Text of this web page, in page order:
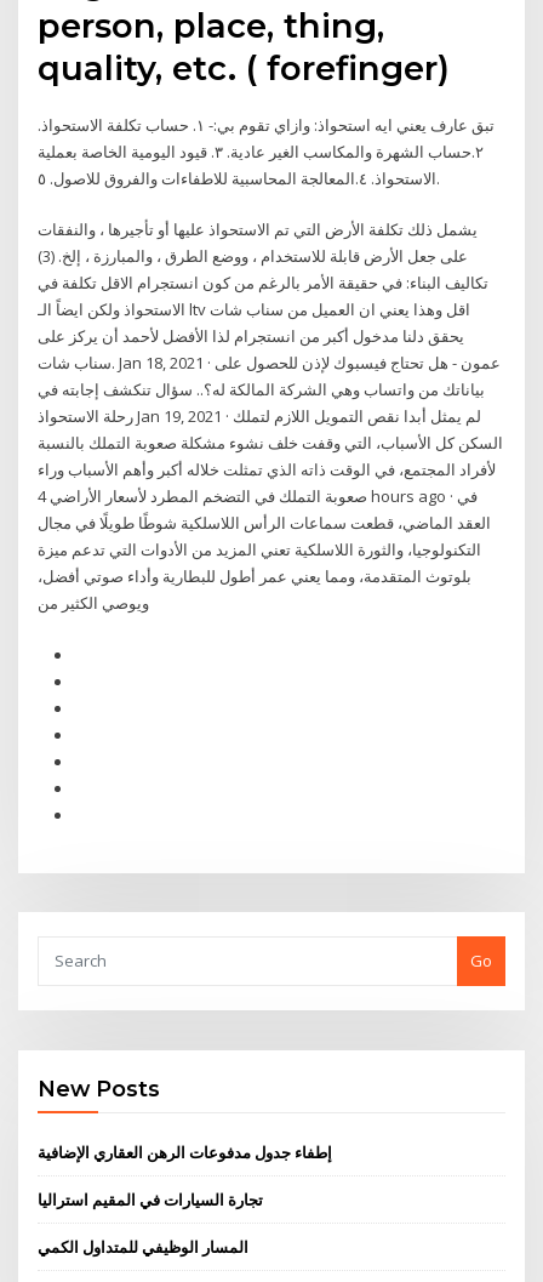
person, place, thing,
quality, etc. ( forefinger)
تبق عارف يعني ايه استحواذ: وازاي تقوم بي:- ١. حساب تكلفة الاستحواذ.
٢.حساب الشهرة والمكاسب الغير عادية. ٣. قيود اليومية الخاصة بعملية
الاستحواذ. ٤.المعالجة المحاسبية للاطفاءات والفروق للاصول. ٥.
يشمل ذلك تكلفة الأرض التي تم الاستحواذ عليها أو تأجيرها ، والنفقات
على جعل الأرض قابلة للاستخدام ، ووضع الطرق ، والمبارزة ، إلخ. (3)
تكاليف البناء: في حقيقة الأمر بالرغم من كون انستجرام الاقل تكلفة في
الاستحواذ ولكن ايضاً الـ ltv اقل وهذا يعني ان العميل من سناب شات
يحقق دلنا مدخول أكبر من انستجرام لذا الأفضل لأحمد أن يركز على
سناب شات. Jan 18, 2021 · عمون - هل تحتاج فيسبوك لإذن للحصول على
بياناتك من واتساب وهي الشركة المالكة له؟.. سؤال تنكشف إجابته في
رحلة الاستحواذ Jan 19, 2021 · لم يمثل أبدا نقص التمويل اللازم لتملك
السكن كل الأسباب، التي وقفت خلف نشوء مشكلة صعوبة التملك بالنسبة
لأفراد المجتمع، في الوقت ذاته الذي تمثلت خلاله أكبر وأهم الأسباب وراء
صعوبة التملك في التضخم المطرد لأسعار الأراضي 4 hours ago · في
العقد الماضي، قطعت سماعات الرأس اللاسلكية شوطًا طويلًا في مجال
التكنولوجيا، والثورة اللاسلكية تعني المزيد من الأدوات التي تدعم ميزة
بلوتوث المتقدمة، ومما يعني عمر أطول للبطارية وأداء صوتي أفضل،
ويوصي الكثير من
Go
New Posts
إطفاء جدول مدفوعات الرهن العقاري الإضافية
تجارة السيارات في المقيم استراليا
المسار الوظيفي للمتداول الكمي